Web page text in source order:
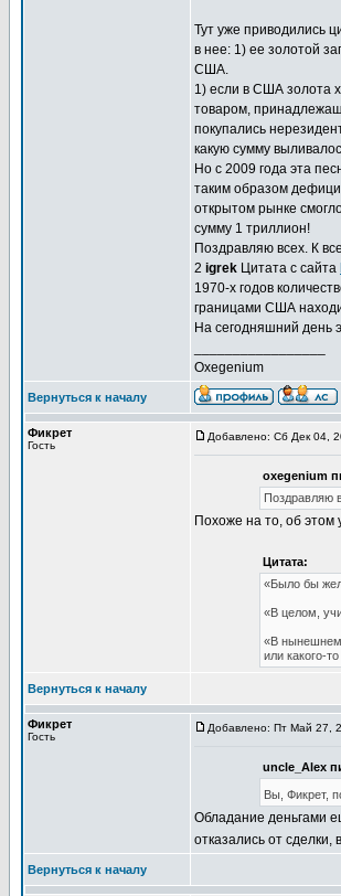
Тут уже приводились
в нее: 1) ее золотой
США.
1) если в США золота
товаром,
покупались
какую сумму
Но с 2009 года эта
таким образом
открытом рынке
сумму 1 триллион!
Поздравляю всех. К
2 igrek Цитата с сайта
1970-х годов
границами США
На сегодняшний день
Oxegenium
Вернуться к началу
Фикрет
Гость
Добавлено: Сб Дек 04,
oxegenium
Поздравляю
Похоже на то, об этом
Цитата:
«Было бы
«В целом,
«В нынешнем
или какого-
Вернуться к началу
Фикрет
Гость
Добавлено: Пт Май 27,
uncle_Alex
Вы, Фикрет,
Обладание деньгами
отказались от
Вернуться к началу